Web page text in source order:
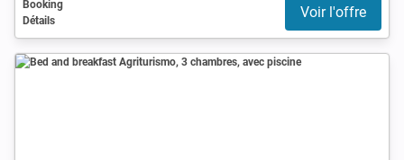
Booking
Détails
Voir l'offre